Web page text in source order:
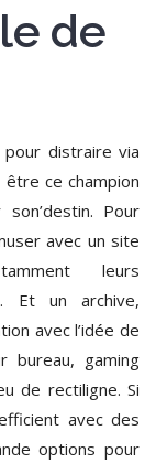
de
distraire via
ce champion
Pour
avec un site
leurs
Et un archive,
avec l’idée de
bureau, gaming
de rectiligne. Si
avec des
options pour